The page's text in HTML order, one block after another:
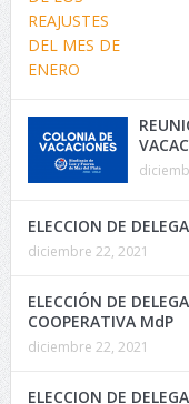
ELECCION DE
diciembre 22, 2021
ELECCIÓN DE
COOPERATIVA MdP
diciembre 22, 2021
ELECCION DE